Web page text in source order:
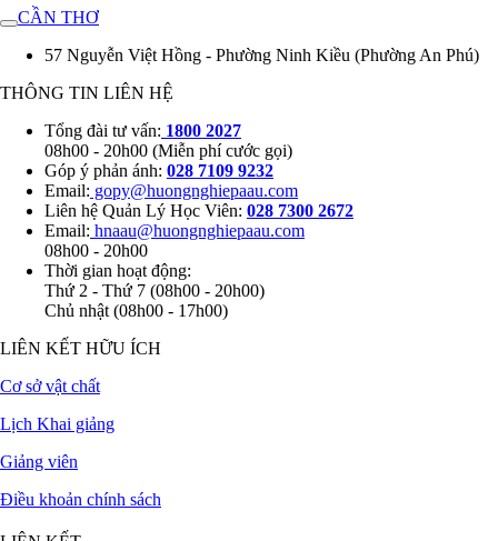
CẦN THƠ
57 Nguyễn Việt Hồng - Phường Ninh Kiều (Phường An Phú)
THÔNG TIN LIÊN HỆ
Tổng đài tư vấn: 1800 2027
08h00 - 20h00 (Miễn phí cước gọi)
Góp ý phản ánh: 028 7109 9232
Email: gopy@huongnghiepaau.com
Liên hệ Quản Lý Học Viên: 028 7300 2672
Email: hnaau@huongnghiepaau.com
08h00 - 20h00
Thời gian hoạt động:
Thứ 2 - Thứ 7 (08h00 - 20h00)
Chủ nhật (08h00 - 17h00)
LIÊN KẾT HỮU ÍCH
Cơ sở vật chất
Lịch Khai giảng
Giảng viên
Điều khoản chính sách